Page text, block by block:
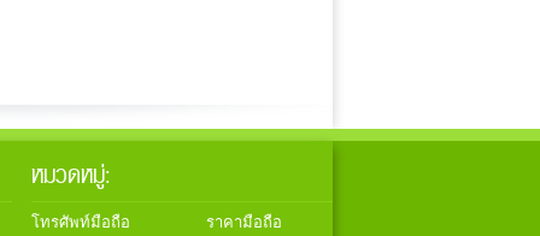
หมวดหมู่:
โทรศัพท์มือถือ
ราคามือถือ